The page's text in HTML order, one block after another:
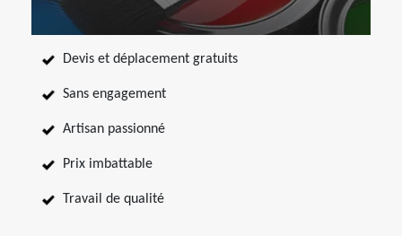
Devis et déplacement gratuits
Sans engagement
Artisan passionné
Prix imbattable
Travail de qualité